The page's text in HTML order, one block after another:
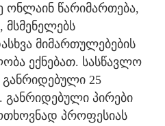
ონლაინ წარიმართება,
მიმართულებების
ექნებათ. სასწავლო
განრიდებული 25
პირები
პროფესიას